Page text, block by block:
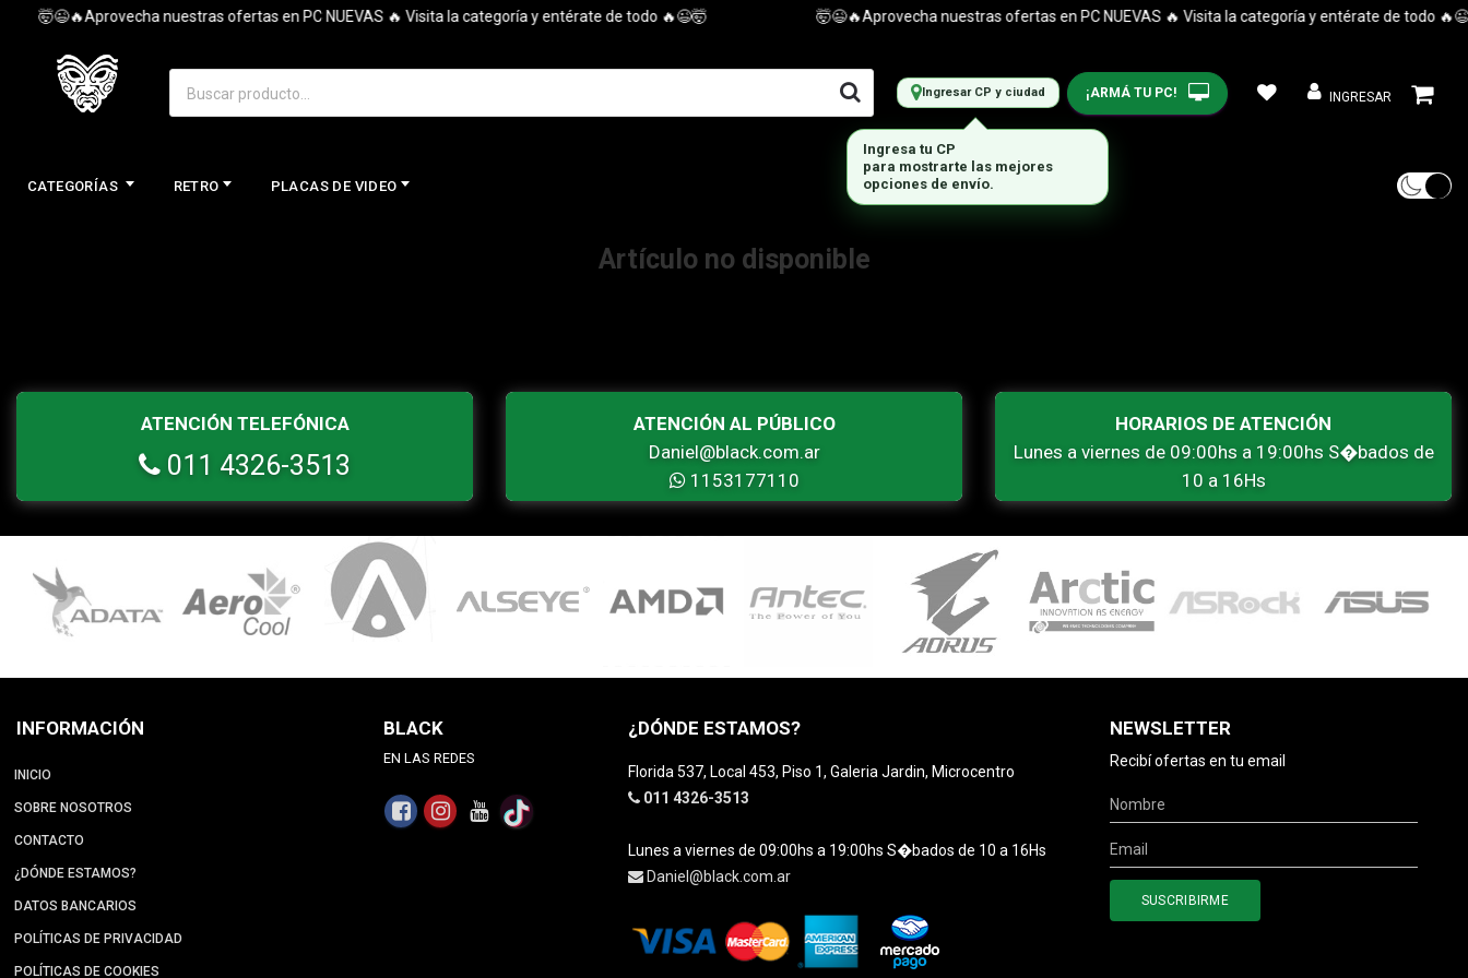
🤯😉🔥Aprovecha nuestras ofertas en PC NUEVAS 🔥 Visita la categoría y entérate de todo 🔥😉🤯 🤯😉🔥Aprovecha nuestras ofertas en PC NUEVAS 🔥 Visita la categoría y entérate de todo
Ingresar CP y ciudad ¡ARMÁ TU PC! INGRESAR
CATEGORÍAS RETRO PLACAS DE VIDEO
Artículo no disponible
ATENCIÓN TELEFÓNICA
011 4326-3513
ATENCIÓN AL PÚBLICO
Daniel@black.com.ar
1153177110
HORARIOS DE ATENCIÓN
Lunes a viernes de 09:00hs a 19:00hs S�bados de
10 a 16Hs
INFORMACIÓN
INICIO
SOBRE NOSOTROS
CONTACTO
¿DÓNDE ESTAMOS?
DATOS BANCARIOS
POLÍTICAS DE PRIVACIDAD
POLÍTICAS DE COOKIES
BLACK
EN LAS REDES
¿DÓNDE ESTAMOS?
Florida 537, Local 453, Piso 1, Galeria Jardin, Microcentro
011 4326-3513
Lunes a viernes de 09:00hs a 19:00hs S�bados de 10 a 16Hs
Daniel@black.com.ar
NEWSLETTER
Recibí ofertas en tu email
Ingresa tu CP
para mostrarte las mejores
opciones de envío.